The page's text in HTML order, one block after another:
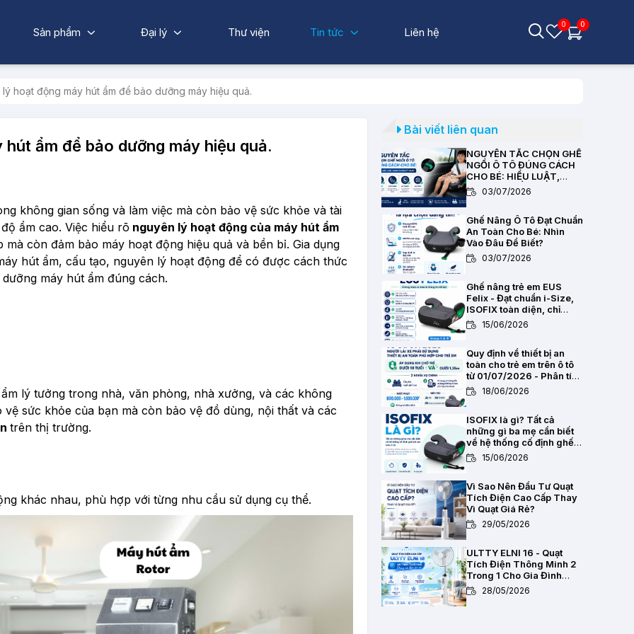
Sản phẩm Đại lý Thư viện Tin tức Liên hệ
0 0
hoạt động máy hút ẩm để bảo dưỡng máy hiệu quả.
ẩm để bảo dưỡng máy hiệu quả.
không gian sống và làm việc mà còn bảo vệ sức khỏe và tài
ẩm cao. Việc hiểu rõ nguyên lý hoạt động của máy hút ẩm
còn đảm bảo máy hoạt động hiệu quả và bền bỉ. Gia dụng
hút ẩm, cấu tạo, nguyên lý hoạt động để có được cách thức
máy hút ẩm đúng cách.
lý tưởng trong nhà, văn phòng, nhà xưởng, và các không
sức khỏe của bạn mà còn bảo vệ đồ dùng, nội thất và các
trên thị trường.
khác nhau, phù hợp với từng nhu cầu sử dụng cụ thể.
Bài viết liên quan
NGUYÊN TẮC CHỌN GHẾ
NGỒI Ô TÔ ĐÚNG CÁCH
CHO BÉ: HIỂU LUẬT,
CHỌN CHUẨN KỸ THUẬT
03/07/2026
Ghế Nâng Ô Tô Đạt Chuẩn
An Toàn Cho Bé: Nhìn
Vào Đâu Để Biết?
03/07/2026
Ghế nâng trẻ em EUS
Felix - Đạt chuẩn i-Size,
ISOFIX toàn diện, chỉ
2,8kg15/06/2026
Quy định về thiết bị an
toàn cho trẻ em trên ô tô
từ 01/07/2026 - Phân tích
pháp lý toàn diện
18/06/2026
ISOFIX là gì? Tất cả
những gì ba mẹ cần biết
về hệ thống cố định ghế
trẻ em trên ô tô
15/06/2026
Vì Sao Nên Đầu Tư Quạt
Tích Điện Cao Cấp Thay
Vì Quạt Giá Rẻ?
29/05/2026
ULTTY ELNI 16 - Quạt
Tích Điện Thông Minh 2
Trong 1 Cho Gia Đình
Hiện Đại
28/05/2026